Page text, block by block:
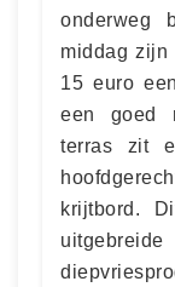
onderweg
middag
15 euro
een goed
terras zit
krijtbord.